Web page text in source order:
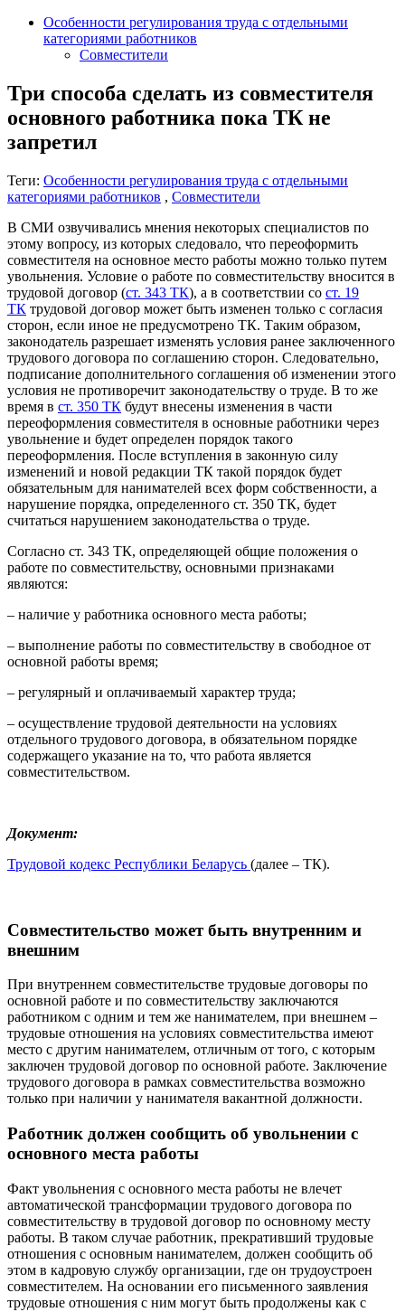
Особенности регулирования труда с отдельными
категориями работников
Совместители
Три способа сделать из совместителя
основного работника пока ТК не
запретил
Теги: Особенности регулирования труда с отдельными
категориями работников , Совместители
В СМИ озвучивались мнения некоторых специалистов по
этому вопросу, из которых следовало, что переоформить
совместителя на основное место работы можно только путем
увольнения. Условие о работе по совместительству вносится в
трудовой договор (ст. 343 ТК), а в соответствии со ст. 19
ТК трудовой договор может быть изменен только с согласия
сторон, если иное не предусмотрено ТК. Таким образом,
законодатель разрешает изменять условия ранее заключенного
трудового договора по соглашению сторон. Следовательно,
подписание дополнительного соглашения об изменении этого
условия не противоречит законодательству о труде. В то же
время в ст. 350 ТК будут внесены изменения в части
переоформления совместителя в основные работники через
увольнение и будет определен порядок такого
переоформления. После вступления в законную силу
изменений и новой редакции ТК такой порядок будет
обязательным для нанимателей всех форм собственности, а
нарушение порядка, определенного ст. 350 ТК, будет
считаться нарушением законодательства о труде.
Согласно ст. 343 ТК, определяющей общие положения о
работе по совместительству, основными признаками
являются:
– наличие у работника основного места работы;
– выполнение работы по совместительству в свободное от
основной работы время;
– регулярный и оплачиваемый характер труда;
– осуществление трудовой деятельности на условиях
отдельного трудового договора, в обязательном порядке
содержащего указание на то, что работа является
совместительством.
Документ:
Трудовой кодекс Республики Беларусь (далее – ТК).
Совместительство может быть внутренним и
внешним
При внутреннем совместительстве трудовые договоры по
основной работе и по совместительству заключаются
работником с одним и тем же нанимателем, при внешнем –
трудовые отношения на условиях совместительства имеют
место с другим нанимателем, отличным от того, с которым
заключен трудовой договор по основной работе. Заключение
трудового договора в рамках совместительства возможно
только при наличии у нанимателя вакантной должности.
Работник должен сообщить об увольнении с
основного места работы
Факт увольнения с основного места работы не влечет
автоматической трансформации трудового договора по
совместительству в трудовой договор по основному месту
работы. В таком случае работник, прекративший трудовые
отношения с основным нанимателем, должен сообщить об
этом в кадровую службу организации, где он трудоустроен
совместителем. На основании его письменного заявления
трудовые отношения с ним могут быть продолжены как с